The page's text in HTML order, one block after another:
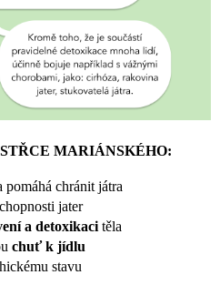
MARIÁNSKÉHO:
pomáhá chránit játra
jater
a detoxikaci těla
chuť k jídlu
stavu